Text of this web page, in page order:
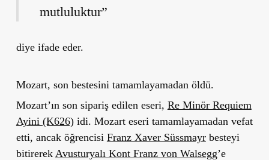
mutluluktur”
diye ifade eder.
Mozart, son bestesini tamamlayamadan öldü.
Mozart’ın son sipariş edilen eseri, Re Minör Requiem
Ayini (K626)idi. Mozart eseri tamamlayamadan vefat
etti, ancak öğrencisi Franz Xaver Süssmayrbesteyi
bitirerek Avusturyalı Kont Franz von Walsegg’e